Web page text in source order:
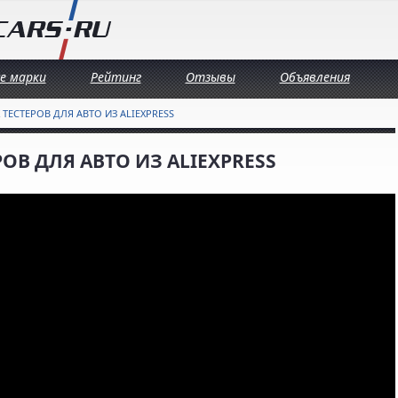
марки Рейтинг Отзывы Объявления
ДЛЯ АВТО ИЗ ALIEXPRESS
ДЛЯ АВТО ИЗ ALIEXPRESS